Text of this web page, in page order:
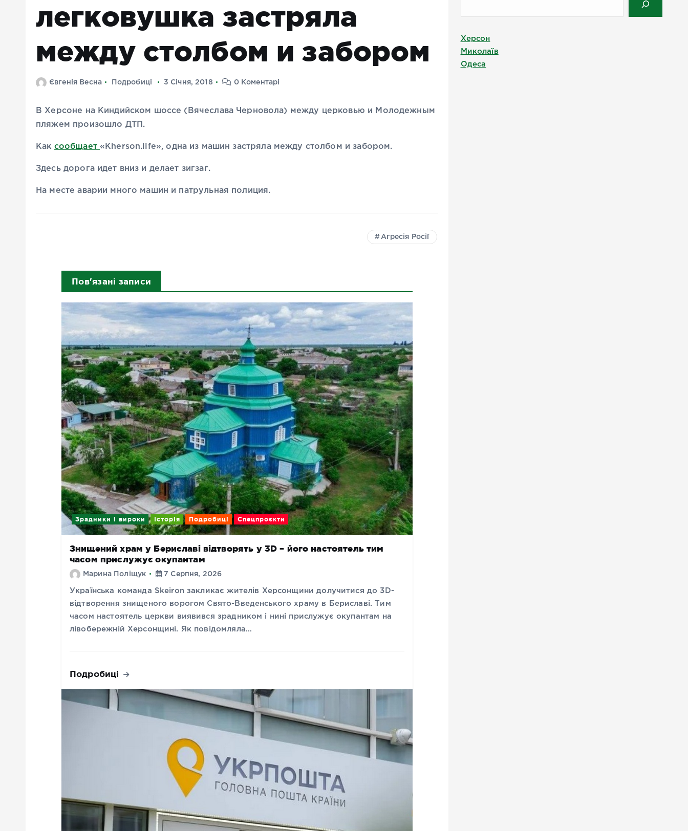
легковушка застряла
между столбом и забором
Євгенія Весна Подробиці 3 Січня, 2018 0 Коментарі
В Херсоне на Киндийском шоссе (Вячеслава Черновола) между церковью и Молодежным
пляжем произошло ДТП.
Как сообщает «Кherson.life», одна из машин застряла между столбом и забором.
Здесь дорога идет вниз и делает зигзаг.
На месте аварии много машин и патрульная полиция.
Агресія Росії
Пов'язані записи
Зрадники і вироки Історія Подробиці Спецпроєкти
Знищений храм у Бериславі відтворять у 3D – його настоятель тим
часом прислужує окупантам
Марина Поліщук 7 Серпня, 2026
Українська команда Skeiron закликає жителів Херсонщини долучитися до 3D-
відтворення знищеного ворогом Свято-Введенського храму в Бериславі. Тим
часом настоятель церкви виявився зрадником і нині прислужує окупантам на
лівобережній Херсонщині. Як повідомляла…
Подробиці
Херсон
Миколаїв
Одеса